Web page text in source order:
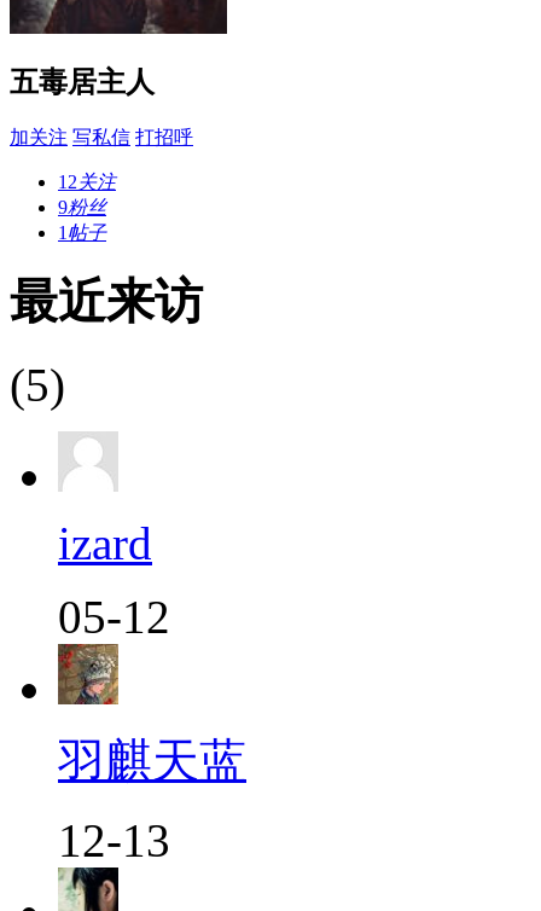
五毒居主人
加关注 写私信 打招呼
12关注
9粉丝
1 帖子
最近来访
(5)
izard
05-12
羽麒天蓝
12-13